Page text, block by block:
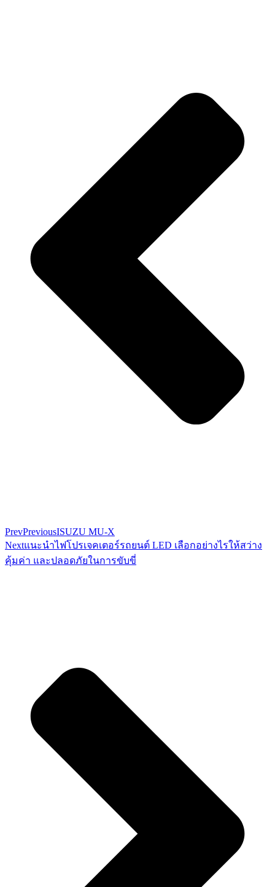
PrevPreviousISUZU MU-X
Nextแนะนำไฟโปรเจคเตอร์รถยนต์ LED เลือกอย่างไรให้สว่าง
คุ้มค่า และปลอดภัยในการขับขี่